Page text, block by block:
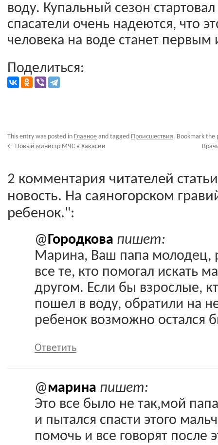
воду. Купальный сезон
спасатели очень надеются, что
человека на воде станет
Поделиться:
This entry was posted in Главное and tagged Происшествия. Bookmark the
← Новый министр МЧС в Хакасии
2 комментария читателей
новость. На саяногорском
ребенок.":
@Городкова пишет:
Марина, Ваш папа молодец,
все те, кто помогал искать
другом. Если бы взрослые,
пошел в воду, обратили на
ребенок возможно остался
Ответить
@марина пишет:
Это все было не так,мой
и пытался спасти этого
помочь и все говорят после